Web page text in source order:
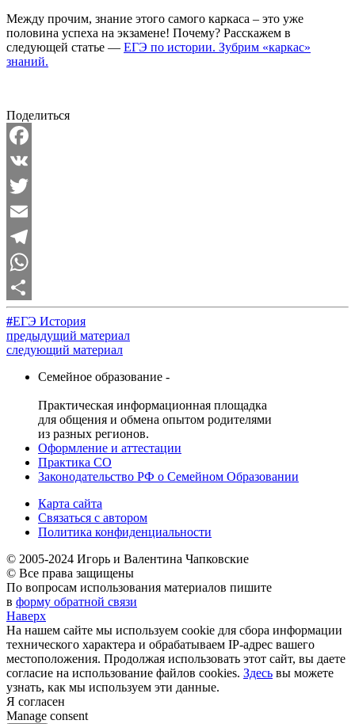
Между прочим, знание этого самого каркаса – это уже
половина успеха на экзамене! Почему? Расскажем в
следующей статье — ЕГЭ по истории. Зубрим «каркас»
знаний.
Поделиться
Facebook
VK
Twitter
Email
Telegram
WhatsApp
Отправить
#ЕГЭ История
предыдущий материал
следующий материал
Семейное образование -
Практическая информационная площадка
для общения и обмена опытом родителями
из разных регионов.
Оформление и аттестации
Практика СО
Законодательство РФ о Семейном Образовании
Карта сайта
Связаться с автором
Политика конфиденциальности
© 2005-2024 Игорь и Валентина Чапковские
© Все права защищены
По вопросам использования материалов пишите
в форму обратной связи
Наверх
На нашем сайте мы используем cookie для сбора информации
технического характера и обрабатываем IP-адрес вашего
местоположения. Продолжая использовать этот сайт, вы даете
согласие на использование файлов cookies. Здесь вы можете
узнать, как мы используем эти данные.
Я согласен
Manage consent